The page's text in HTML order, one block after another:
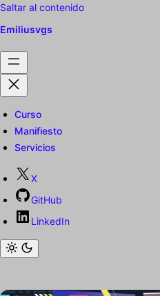
Saltar al contenido
Emiliusvgs
Curso
Manifiesto
Servicios
X
GitHub
LinkedIn